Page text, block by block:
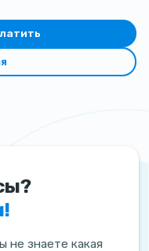
не знаете какая